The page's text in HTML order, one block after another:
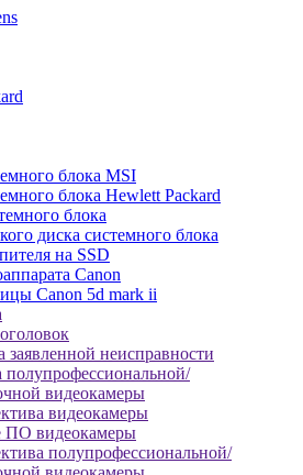
блока MSI
блока Hewlett Packard
блока
диска системного блока
на SSD
Canon
Canon 5d mark ii
заявленной неисправности
полупрофессиональной/
видеокамеры
видеокамеры
ПО видеокамеры
полупрофессиональной/